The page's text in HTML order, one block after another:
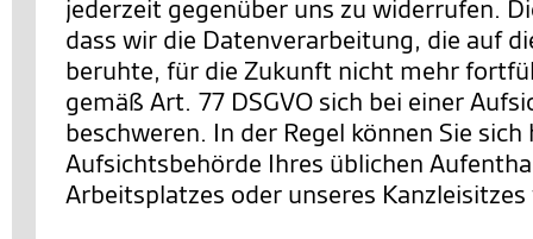
jederzeit gegenüber uns zu widerrufen.
dass wir die Datenverarbeitung, die auf
beruhte, für die Zukunft nicht mehr
gemäß Art. 77 DSGVO sich bei einer
beschweren. In der Regel können Sie
Aufsichtsbehörde Ihres üblichen
Arbeitsplatzes oder unseres